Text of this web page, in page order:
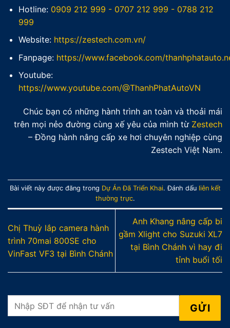
Hotline: 0909 212 999 - 0707 212 999 - 0788 212
999
Website: https://zestech.com.vn/
Fanpage: https://www.facebook.com/
Youtube:
https://www.youtube.com/@ThanhPhatAutoVN
Chúc bạn có những hành trình an toàn và thoải mái
trên mọi nẻo đường cùng xế yêu của mình từ Zestech
– Đồng hành nâng cấp xe hơi chuyên nghiệp cùng
Zestech Việt Nam.
Bài viết này được đăng trong Dự Án Đã Triển Khai. Đánh dấu liên kết
thường trực.
Chị Thuỳ lắp camera hành
trình 70mai 800SE cho
VinFast VF3 tại Bình Chánh
Anh Khang nâng cấp bi
gầm Xlight cho Suzuki XL7
tại Bình Chánh vì hay đi
tỉnh buổi tối